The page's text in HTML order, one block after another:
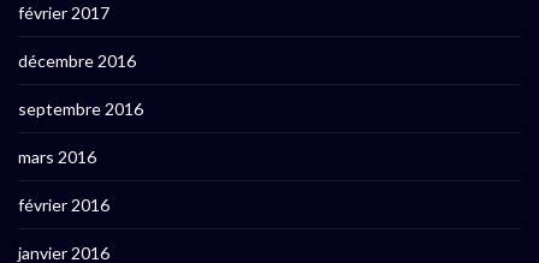
février 2017
décembre 2016
septembre 2016
mars 2016
février 2016
janvier 2016